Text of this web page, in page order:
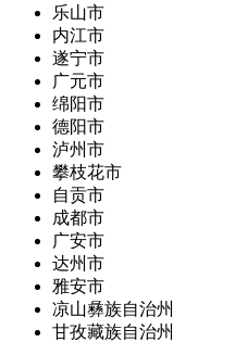
乐山市
内江市
遂宁市
广元市
绵阳市
德阳市
泸州市
攀枝花市
自贡市
成都市
广安市
达州市
雅安市
凉山彝族自治州
甘孜藏族自治州